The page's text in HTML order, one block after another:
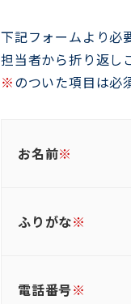
下記フォームより必
担当者から折り返し
※のついた項目は必
お名前※
ふりがな※
電話番号※